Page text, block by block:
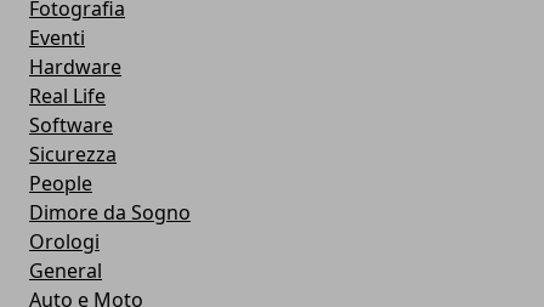
Fotografia
Eventi
Hardware
Real Life
Software
Sicurezza
People
Dimore da Sogno
Orologi
General
Auto e Moto